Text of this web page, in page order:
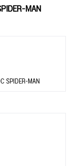
MAN
SPIDER-MAN